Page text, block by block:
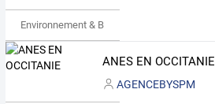
Environnement & Bio
ANES EN OCCITANIE
AGENCEBYSPM